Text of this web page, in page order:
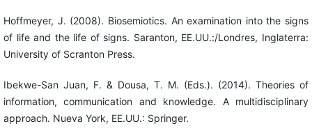
Hoffmeyer, J. (2008). Biosemiotics. An examination into the signs
of life and the life of signs. Saranton, EE.UU.:/Londres, Inglaterra:
University of Scranton Press.
Ibekwe-San Juan, F. & Dousa, T. M. (Eds.). (2014). Theories of
information, communication and knowledge. A multidisciplinary
approach. Nueva York, EE.UU.: Springer.